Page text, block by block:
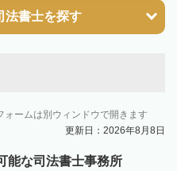
法書士を探す
ームは別ウィンドウで開きます
更新日：2026年8月8日
能な司法書士事務所